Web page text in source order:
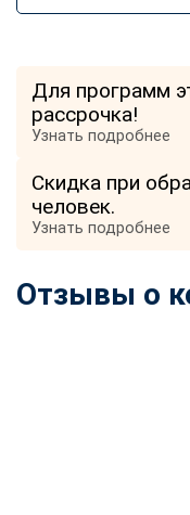
Для программ
рассрочка!
Узнать подробнее
Скидка при
человек.
Узнать подробнее
Отзывы о
Мессенджеры
Свяжитесь с нами
Vkontakte